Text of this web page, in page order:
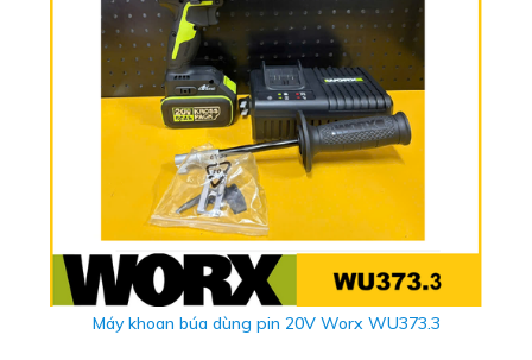
Máy khoan búa dùng pin 20V Worx WU373.3